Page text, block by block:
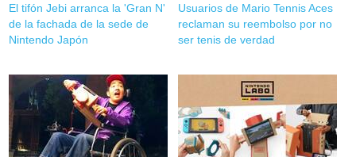
El tifón Jebi arranca la 'Gran N'
de la fachada de la sede de
Nintendo Japón
Usuarios de Mario Tennis Aces
reclaman su reembolso por no
ser tenis de verdad